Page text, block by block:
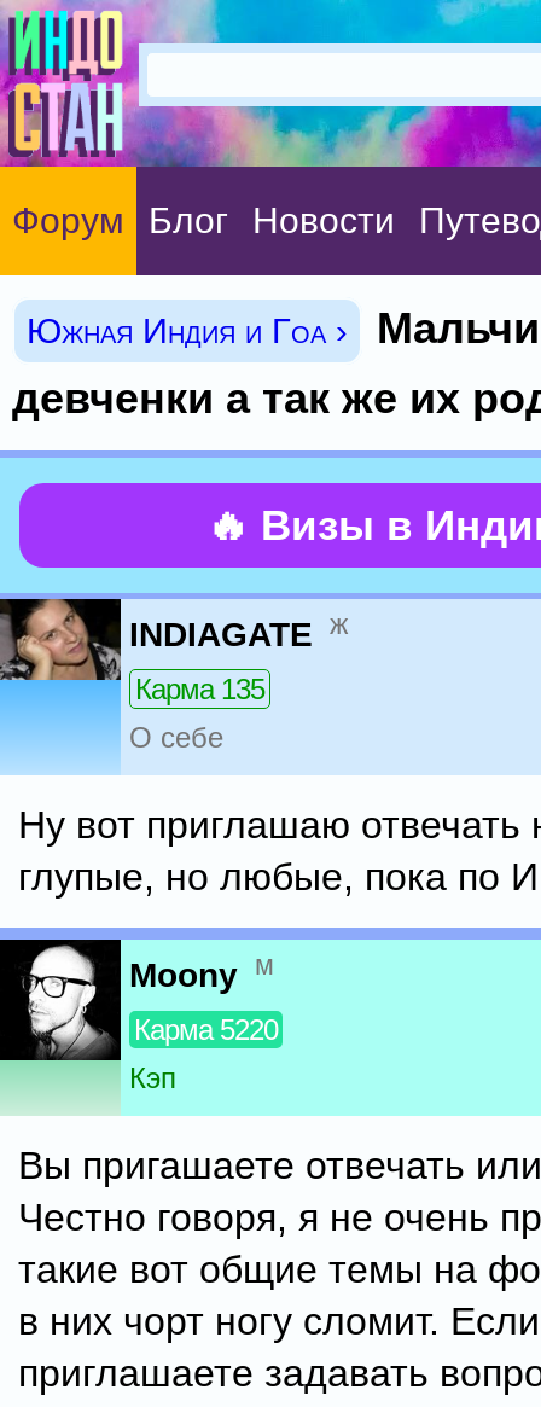
Форум Блог Новости
Южная Индия и Гоа ›
девченки а так же их
🔥 Визы в
INDIAGATE ж
Карма 135
О себе
Ну вот приглашаю отвечать
глупые, но любые, пока по
Moony м
Карма 5220
Кэп
Вы пригашаете отвечать
Честно говоря, я не очень
такие вот общие темы на
в них чорт ногу сломит.
приглашаете задавать